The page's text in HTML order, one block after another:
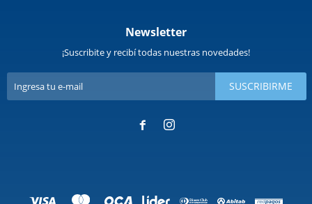
Newsletter
¡Suscribite y recibí todas nuestras novedades!
SUSCRIBIRME
 